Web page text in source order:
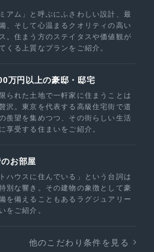
ミアム」と呼ぶにふさわしい設計、最
、そして心温まるクオリティの高い
。住まう方のステイタスや価値観が
くる上質なプランをご紹介。
万円以上の豪邸・邸宅
られた土地で一軒家に住まうことは
沢。東京を代表する高級住宅街で道
羨望を集めつつ、その街らしい生活
享受する住まいをご紹介。
お部屋
トハウスに住んでいる」という台詞は
別な響き。その建物の象徴として豪
を備えることもあるラグジュアリー
をご紹介。
他のこだわり条件を見る